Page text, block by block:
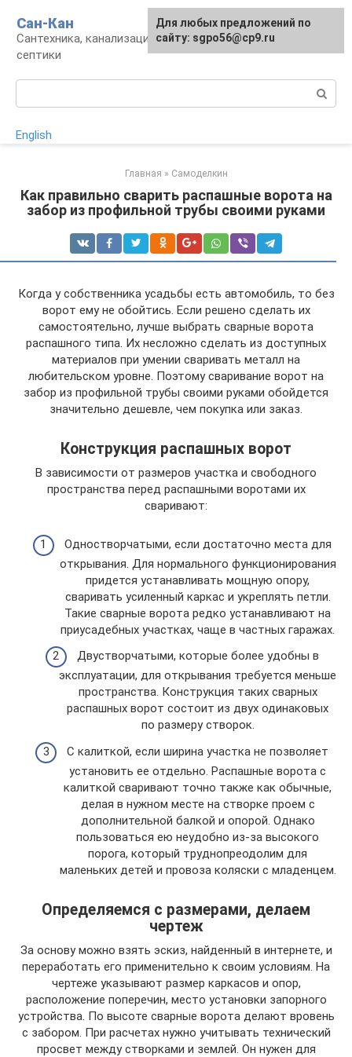
контенту
Сан-Кан
Сантехника, канализация, водопровод,
септики
English
Главная » Самоделкин
Как правильно сварить распашные ворота на
забор из профильной трубы своими руками
Когда у собственника усадьбы есть автомобиль, то без
ворот ему не обойтись. Если решено сделать их
самостоятельно, лучше выбрать сварные ворота
распашного типа. Их несложно сделать из доступных
материалов при умении сваривать металл на
любительском уровне. Поэтому сваривание ворот на
забор из профильной трубы своими руками обойдется
значительно дешевле, чем покупка или заказ.
Конструкция распашных ворот
В зависимости от размеров участка и свободного
пространства перед распашными воротами их
сваривают:
Одностворчатыми, если достаточно места для
открывания. Для нормального функционирования
придется устанавливать мощную опору,
сваривать усиленный каркас и укреплять петли.
Такие сварные ворота редко устанавливают на
приусадебных участках, чаще в частных гаражах.
Двустворчатыми, которые более удобны в
эксплуатации, для открывания требуется меньше
пространства. Конструкция таких сварных
распашных ворот состоит из двух одинаковых
по размеру створок.
С калиткой, если ширина участка не позволяет
установить ее отдельно. Распашные ворота с
калиткой сваривают точно также как обычные,
делая в нужном месте на створке проем с
дополнительной балкой и опорой. Однако
пользоваться ею неудобно из-за высокого
порога, который труднопреодолим для
маленьких детей и провоза коляски с младенцем.
Определяемся с размерами, делаем
чертеж
За основу можно взять эскиз, найденный в интернете, и
переработать его применительно к своим условиям. На
чертеже указывают размер каркасов и опор,
расположение поперечин, место установки запорного
устройства. По высоте сварные ворота делают вровень
с забором. При расчетах нужно учитывать технический
просвет между створками и землей. Он нужен для
Для любых предложений по
сайту: sgpo56@cp9.ru